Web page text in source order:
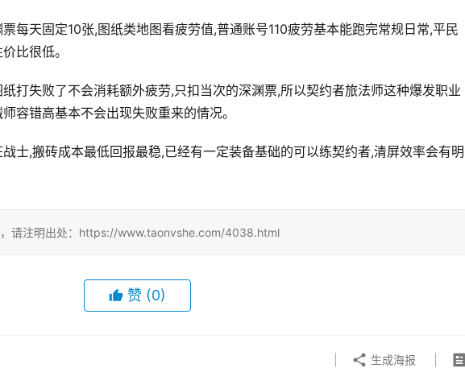
每天固定10张,图纸类地图看疲劳值,普通账号110疲劳基本能跑完常规日常,平民
比很低。
打失败了不会消耗额外疲劳,只扣当次的深渊票,所以契约者旅法师这种爆发职业
容错高基本不会出现失败重来的情况。
士,搬砖成本最低回报最稳,已经有一定装备基础的可以练契约者,清屏效率会有明
，请注明出处：https://www.taonvshe.com/4038.html
赞 (0)
生成海报